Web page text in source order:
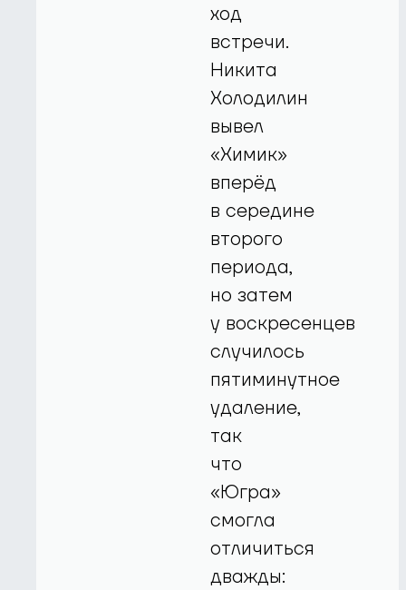
ход
встречи.
Никита
Холодилин
вывел
«Химик»
вперёд
в середине
второго
периода,
но затем
у воскресенцев
случилось
пятиминутное
удаление,
так
что
«Югра»
смогла
отличиться
дважды: